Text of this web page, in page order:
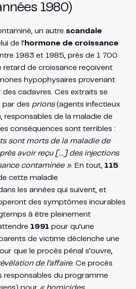
1980)
un autre scandale
de l’ hormone de croissance
1983 et 1985, près de 1 700
de croissance reçoivent
hypophysaires provenant
cadavres. Ces extraits se
par des prions(agents infectieux
responsables de la maladie de
conséquences sont terribles :
sont morts de la maladie de
avoir reçu […] des injections
contaminée »​. En tout, 115
cette maladie
les années qui suivent, et
des symptômes incurables​
à être pleinement
1991 pour qu’une
de victime déclenche une
que le procès pénal s’ouvre,
de l’affaire​. Ce procès
responsables du programme